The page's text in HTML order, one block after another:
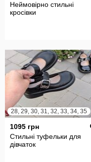
Неймовірно стильні
кросівки
28, 29, 30, 31, 32, 33, 34, 35
1095 грн
Стильні туфельки для
дівчаток